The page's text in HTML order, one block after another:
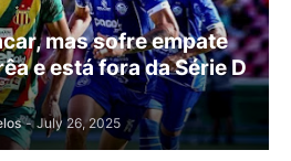
mas sofre empate
e está fora da Série D
- July 26, 2025